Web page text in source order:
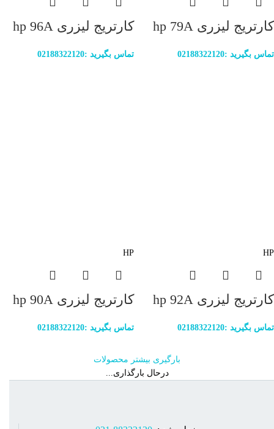
کارتریج لیزری hp 79A
تماس بگیرید :02188322120
کارتریج لیزری hp 96A
تماس بگیرید :02188322120
HP
کارتریج لیزری hp 92A
تماس بگیرید :02188322120
HP
کارتریج لیزری hp 90A
تماس بگیرید :02188322120
بارگیری بیشتر محصولات
درحال بارگذاری...